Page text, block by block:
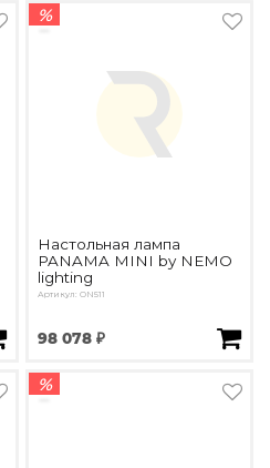
%
Настольная лампа
PANAMA MINI by NEMO
lighting
Артикул: ON511
98 078 ₽
%